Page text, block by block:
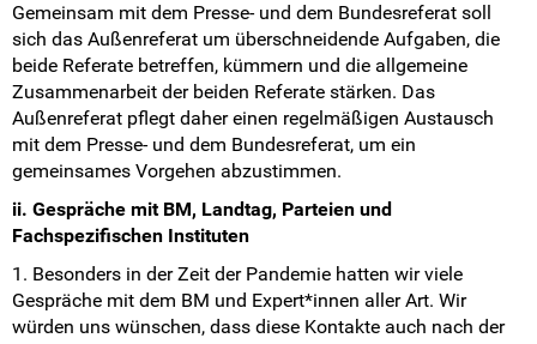
Gemeinsam mit dem Presse- und dem Bundesreferat soll
sich das Außenreferat um überschneidende Aufgaben, die
beide Referate betreffen, kümmern und die allgemeine
Zusammenarbeit der beiden Referate stärken. Das
Außenreferat pflegt daher einen regelmäßigen Austausch
mit dem Presse- und dem Bundesreferat, um ein
gemeinsames Vorgehen abzustimmen.
ii. Gespräche mit BM, Landtag, Parteien und
Fachspezifischen Instituten
1. Besonders in der Zeit der Pandemie hatten wir viele
Gespräche mit dem BM und Expert*innen aller Art. Wir
würden uns wünschen, dass diese Kontakte auch nach der